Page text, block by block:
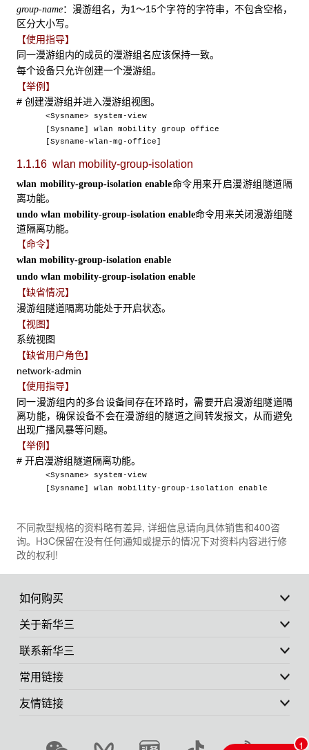
group-name：漫游组名，为1～15个字符的字符串，不包含空格，
区分大小写。
【使用指导】
同一漫游组内的成员的漫游组名应该保持一致。
每个设备只允许创建一个漫游组。
【举例】
# 创建漫游组并进入漫游组视图。
<Sysname> system-view
[Sysname] wlan mobility group office
[Sysname-wlan-mg-office]
1.1.16 wlan mobility-group-isolation
wlan mobility-group-isolation enable命令用来开启漫游组隧道隔
离功能。
undo wlan mobility-group-isolation enable命令用来关闭漫游组隧
道隔离功能。
【命令】
wlan mobility-group-isolation enable
undo wlan mobility-group-isolation enable
【缺省情况】
漫游组隧道隔离功能处于开启状态。
【视图】
系统视图
【缺省用户角色】
network-admin
【使用指导】
同一漫游组内的多台设备间存在环路时，需要开启漫游组隧道隔
离功能，确保设备不会在漫游组的隧道之间转发报文，从而避免
出现广播风暴等问题。
【举例】
# 开启漫游组隧道隔离功能。
<Sysname> system-view
[Sysname] wlan mobility-group-isolation enable
不同款型规格的资料略有差异, 详细信息请向具体销售和400咨
询。H3C保留在没有任何通知或提示的情况下对资料内容进行修
改的权利!
如何购买
关于新华三
联系新华三
常用链接
友情链接